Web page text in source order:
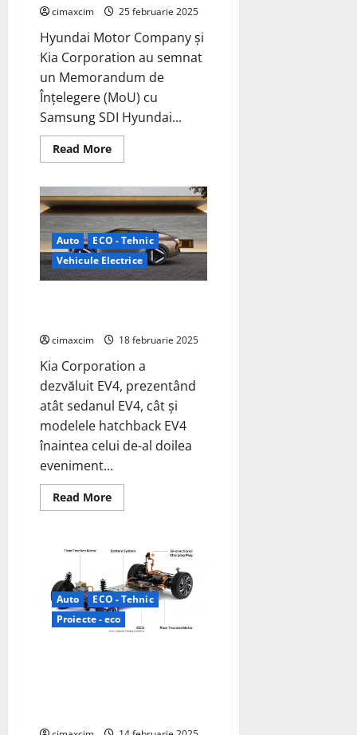
cimaxcim 25 februarie 2025
Hyundai Motor Company și
Kia Corporation au semnat
un Memorandum de
Înțelegere (MoU) cu
Samsung SDI Hyundai...
Read MoreRead
more
Kia
și
Samsung
SDI
colaborează
pentru
dezvoltarea
bateriilor
destinate
Auto
ECO - Tehnic
Vehicule Electrice
cimaxcim 18 februarie 2025
Kia Corporation a
dezvăluit EV4, prezentând
atât sedanul EV4, cât și
modelele hatchback EV4
înaintea celui de-al doilea
eveniment...
Read MoreRead
more
designul
exterior
EV4
Auto
ECO - Tehnic
Proiecte - eco